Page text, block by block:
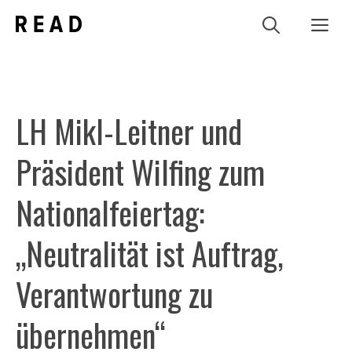
Inhalt
LH Mikl-Leitner und
Präsident Wilfing zum
Nationalfeiertag:
„Neutralität ist Auftrag,
Verantwortung zu
übernehmen“